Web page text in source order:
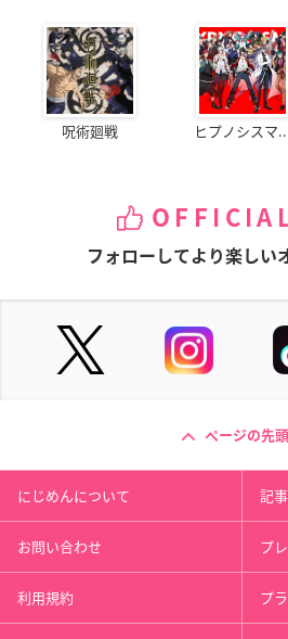
呪術廻戦 ヒプノシスマ
フォローしてより楽しい
ページの先
にじめんについて 記
お問い合わせ プ
利用規約 プ